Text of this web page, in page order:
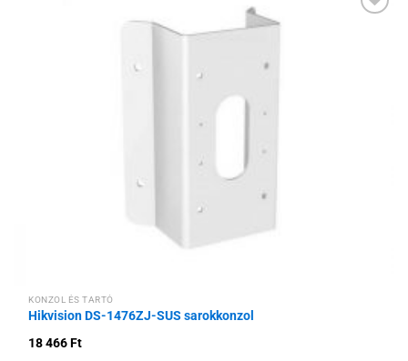
KONZOL ÉS TARTÓ
Hikvision DS-1476ZJ-SUS sarokkonzol
18 466Ft